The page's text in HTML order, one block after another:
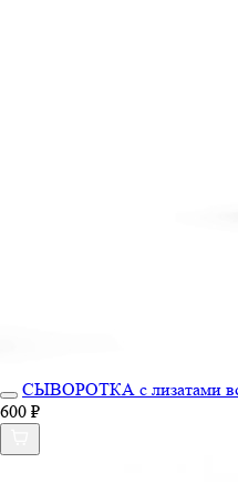
СЫВОРОТКА с лизатами
600 ₽